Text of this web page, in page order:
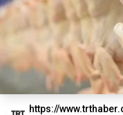
https://